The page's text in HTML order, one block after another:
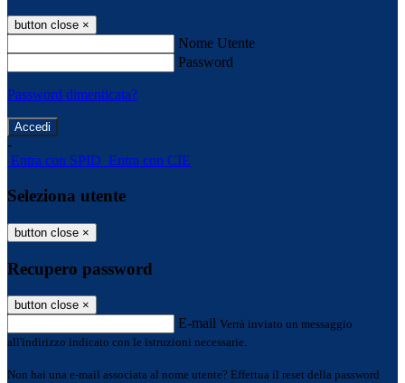
button close ×
Nome Utente
Password
Password dimenticata?
-
Entra con SPID Entra con CIE
Seleziona utente
button close ×
Recupero password
button close ×
E-mail Verrà inviato un messaggio
all'indirizzo indicato con le istruzioni necessarie.
Non hai una e-mail associata al nome utente? Effettua il reset della password